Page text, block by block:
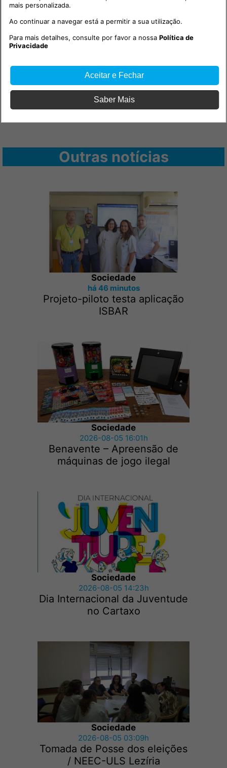
PUB
Outras notícias
Sociedade
há 46 minutos
Projeto-piloto testa aplicação
ISBAR
Sociedade
2026-08-05 16:01h
Benavente – Apreensão de
máquinas de jogo ilegal
Sociedade
2026-08-05 14:23h
Dia Internacional da Juventude
no Cartaxo
Sociedade
2026-08-05 03:09h
Tomada de Posse dos eleições
/ NEEC-ULS Lezíria
mais personalizada.
Ao continuar a navegar está a permitir a sua utilização.
Para mais detalhes, consulte por favor a nossaPolítica de
Privacidade
Aceitar e Fechar
Saber Mais